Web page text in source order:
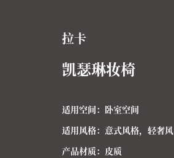
拉卡
凯瑟琳妆椅
适用空间：卧室空间
适用风格：意式风格，轻奢风
产品材质：皮质